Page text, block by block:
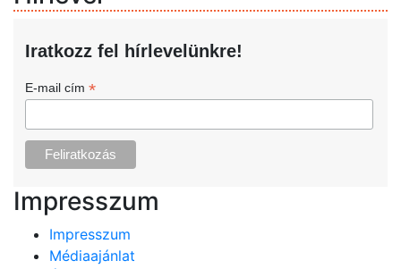
Iratkozz fel hírlevelünkre!
E-mail cím *
Impresszum
Impresszum
Médiaajánlat